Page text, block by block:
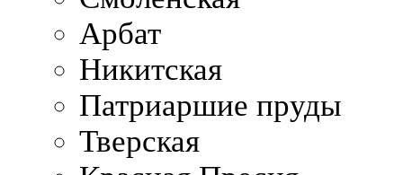
Арбат
Никитская
Патриаршие пруды
Тверская